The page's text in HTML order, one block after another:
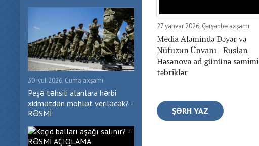
30 iyul 2026, Cümə axşamı
Peşə təhsili alanlara hərbi
xidmətdən möhlət veriləcək? -
RƏSMİ
27 yanvar 2026, Çərşənbə axşamı
Media Aləmində Dəyər və
Nüfuzun Ünvanı - Ruslan
Həsənova ad gününə səmimi
təbriklər
ŞƏRH YAZ